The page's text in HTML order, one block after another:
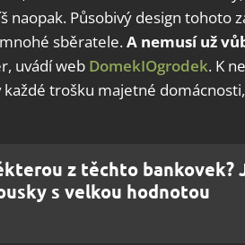
naopak. Působivý design tohoto
sběratele.A nemusí už
uvádí web DomekIOgrodek. K
trošku majetné
z těchto bankovek?
s velkou hodnotou